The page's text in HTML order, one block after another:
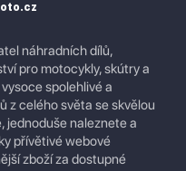
náhradních dílů,
pro motocykly, skútry a
spolehlivé a
z celého světa se skvělou
jednoduše naleznete a
přívětivé webové
zboží za dostupné